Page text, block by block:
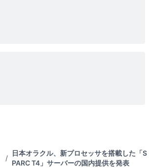
/
日本オラクル、新プロセッサを搭載した「S
PARC T4」サーバーの国内提供を発表